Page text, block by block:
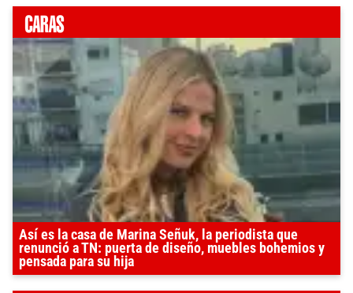
Así es la casa de Marina Señuk, la periodista que
renunció a TN: puerta de diseño, muebles bohemios y
pensada para su hija